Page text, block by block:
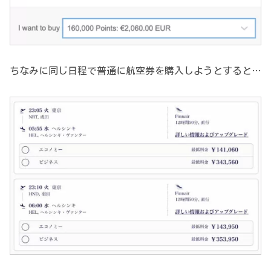
ちなみに同じ日程で普通に航空券を購入しようとすると…